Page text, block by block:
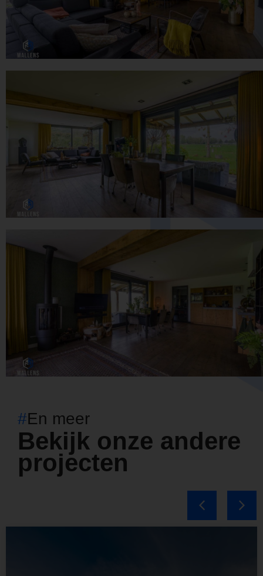
#En meer
Bekijk onze andere
projecten